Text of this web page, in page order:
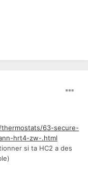
63-secure-
hrt4-zw-.html
si ta HC2 a des